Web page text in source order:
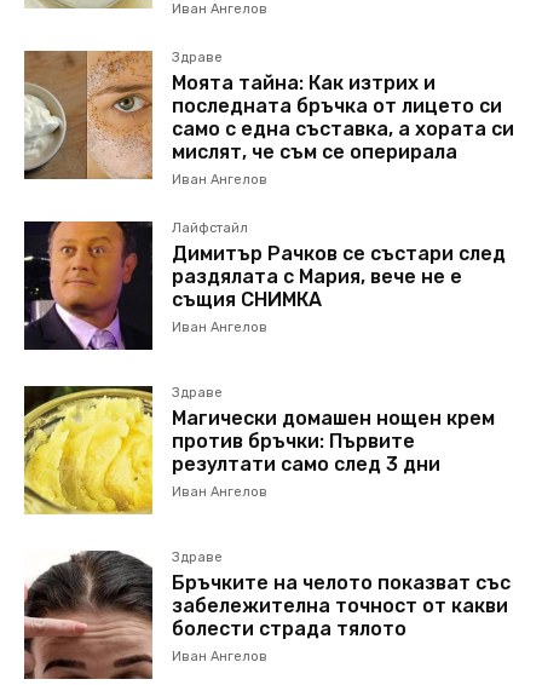
Иван Ангелов
Здраве
Моята тайна: Как изтрих и
последната бръчка от лицето си
само с една съставка, а хората си
мислят, че съм се оперирала
Иван Ангелов
Лайфстайл
Димитър Рачков се състари след
раздялата с Мария, вече не е
същия СНИМКА
Иван Ангелов
Здраве
Магически домашен нощен крем
против бръчки: Първите
резултати само след 3 дни
Иван Ангелов
Здраве
Бръчките на челото показват със
забележителна точност от какви
болести страда тялото
Иван Ангелов